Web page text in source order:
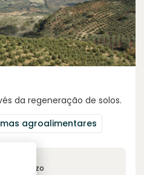
da regeneração de solos.
agroalimentares
prazo